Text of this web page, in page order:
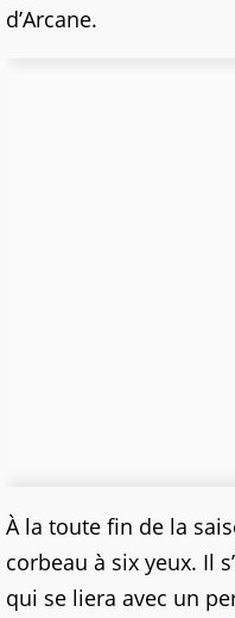
d’Arcane.
À la toute fin de la
corbeau à six yeux. Il
qui se liera avec un